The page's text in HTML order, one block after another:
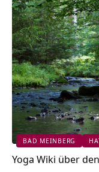
BAD MEINBERG
Yoga Wiki über